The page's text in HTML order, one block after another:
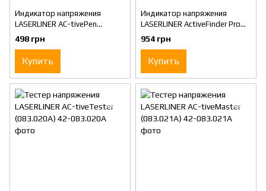
Индикатор напряжения
LASERLINER AC-tivePen
(083.007A)
498 грн
Купить
Индикатор напряжения
LASERLINER ActiveFinder Pro
(083.014A)
954 грн
Купить